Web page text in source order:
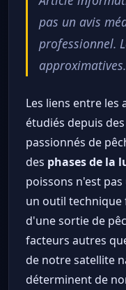
pas un avis
professionnel.
approximatives.
Les liens entre les
étudiés depuis
passionnés de
des phases de la
poissons n'est
un outil technique
d'une sortie de
facteurs autres
de notre satellite
déterminent de